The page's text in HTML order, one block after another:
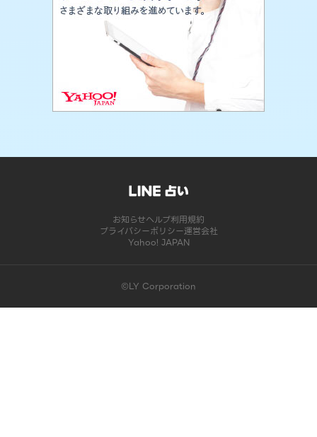
お知らせヘルプ利用規約
プライバシーポリシー運営会社
Yahoo! JAPAN
©LY Corporation
このコンテンツは掲載が終了しました | LINE占い